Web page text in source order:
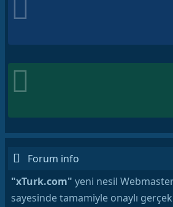
Forum info
"xTurk.com" yeni nesil
sayesinde tamamiyle onaylı